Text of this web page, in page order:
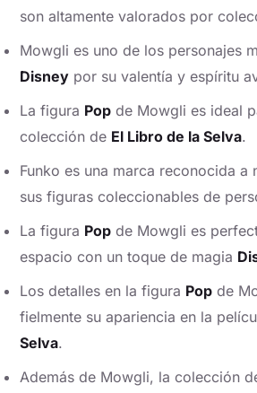
son altamente valorados por
Mowgli es uno de los personajes
Disney por su valentía y espíritu
La figura Pop de Mowgli es ideal
colección de El Libro de la Selva.
Funko es una marca reconocida a
sus figuras coleccionables de
La figura Pop de Mowgli es
espacio con un toque de magia
Los detalles en la figura Pop de
fielmente su apariencia en la
Selva.
Además de Mowgli, la colección